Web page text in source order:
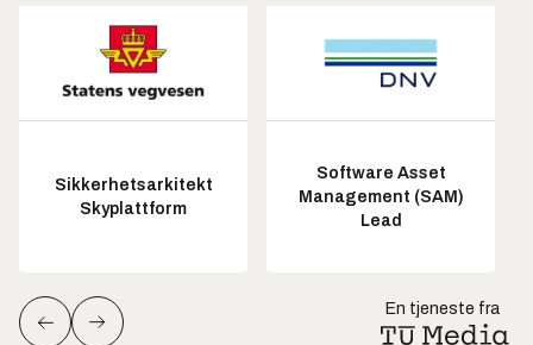
Sikkerhetsarkitekt
Skyplattform
Software Asset
Management (SAM)
Lead
En tjeneste fra